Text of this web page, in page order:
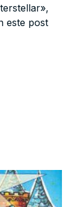
este post